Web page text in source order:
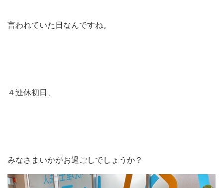
言われていた日なんですね。
４連休初日、
みなさまいかがお過ごしでしょうか？